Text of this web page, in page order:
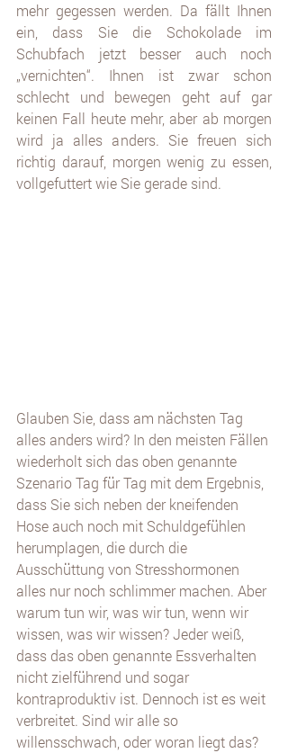
mehr gegessen werden. Da fällt Ihnen
ein, dass Sie die Schokolade im
Schubfach jetzt besser auch noch
„vernichten“. Ihnen ist zwar schon
schlecht und bewegen geht auf gar
keinen Fall heute mehr, aber ab morgen
wird ja alles anders. Sie freuen sich
richtig darauf, morgen wenig zu essen,
vollgefuttert wie Sie gerade sind.
Glauben Sie, dass am nächsten Tag
alles anders wird? In den meisten Fällen
wiederholt sich das oben genannte
Szenario Tag für Tag mit dem Ergebnis,
dass Sie sich neben der kneifenden
Hose auch noch mit Schuldgefühlen
herumplagen, die durch die
Ausschüttung von Stresshormonen
alles nur noch schlimmer machen. Aber
warum tun wir, was wir tun, wenn wir
wissen, was wir wissen? Jeder weiß,
dass das oben genannte Essverhalten
nicht zielführend und sogar
kontraproduktiv ist. Dennoch ist es weit
verbreitet. Sind wir alle so
willensschwach, oder woran liegt das?